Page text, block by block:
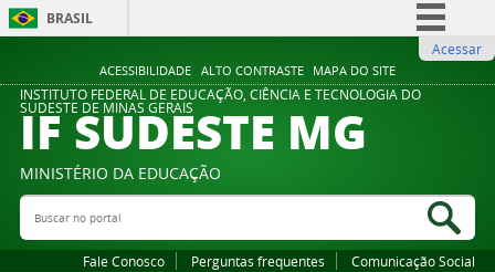
ACESSIBILIDADE ALTO CONTRASTE MAPA DO SITE
BRASIL
Comunica BR
Participe
Legislação
Acessar
INSTITUTO FEDERAL DE EDUCAÇÃO, CIÊNCIA E TECNOLOGIA DO
SUDESTE DE MINAS GERAIS
IF SUDESTE MG
MINISTÉRIO DA EDUCAÇÃO
Buscar no portal
Fale Conosco Perguntas frequentes Comunicação Social